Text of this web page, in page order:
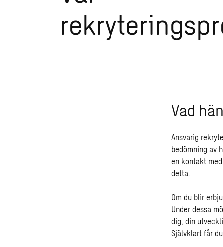
Vad
Ansvarig
bedömning av
en kontakt
detta.
Om du blir
Under dessa
dig, din
Självklart får